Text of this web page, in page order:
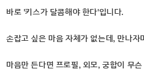
바로 '키스가 달콤해야 한다'입니다.
손잡고 싶은 마음 자체가 없는데, 만나
마음만 든다면 프로필, 외모, 궁합이 무